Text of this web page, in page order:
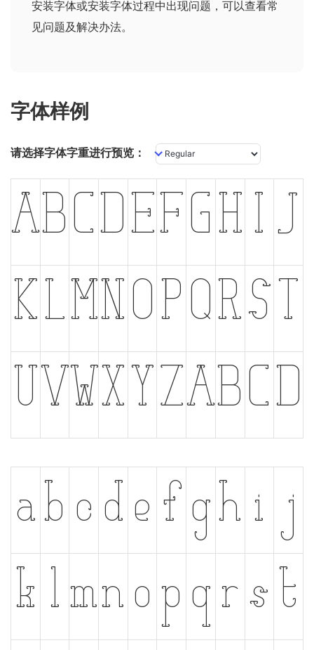
安装字体或安装字体过程中出现问题，可以查看常
见问题及解决办法。
字体样例
请选择字体字重进行预览：
ABCDEFGH I J
KLMNOPQRS T
U VWX Y ZABCD
ab c de fgh i j
k lmnop qrs t